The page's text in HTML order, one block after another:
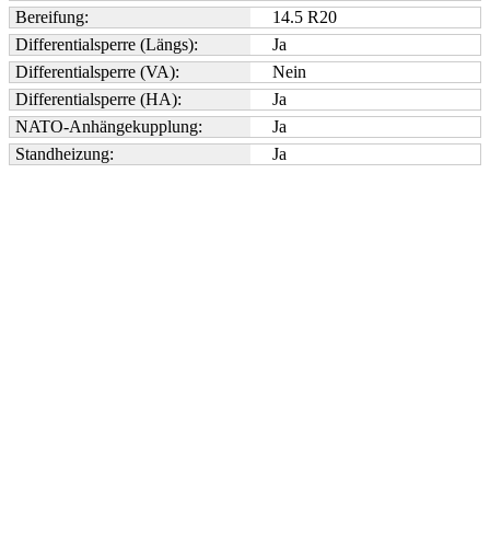
Bereifung:
14.5 R20
Differentialsperre (Längs):
Ja
Differentialsperre (VA):
Nein
Differentialsperre (HA):
Ja
NATO-Anhängekupplung:
Ja
Standheizung:
Ja